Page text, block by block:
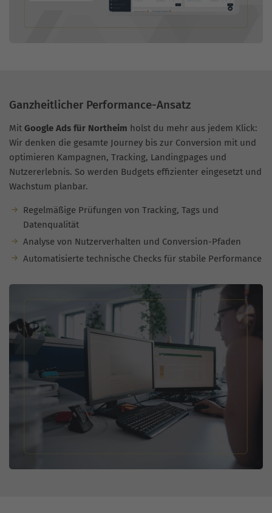
Ganzheitlicher Performance-Ansatz
Mit Google Ads für Northeim holst du mehr aus jedem Klick:
Wir denken die gesamte Journey bis zur Conversion mit und
optimieren Kampagnen, Tracking, Landingpages und
Nutzererlebnis. So werden Budgets effizienter eingesetzt und
Wachstum planbar.
Regelmäßige Prüfungen von Tracking, Tags und
Datenqualität
Analyse von Nutzerverhalten und Conversion-Pfaden
Automatisierte technische Checks für stabile Performance